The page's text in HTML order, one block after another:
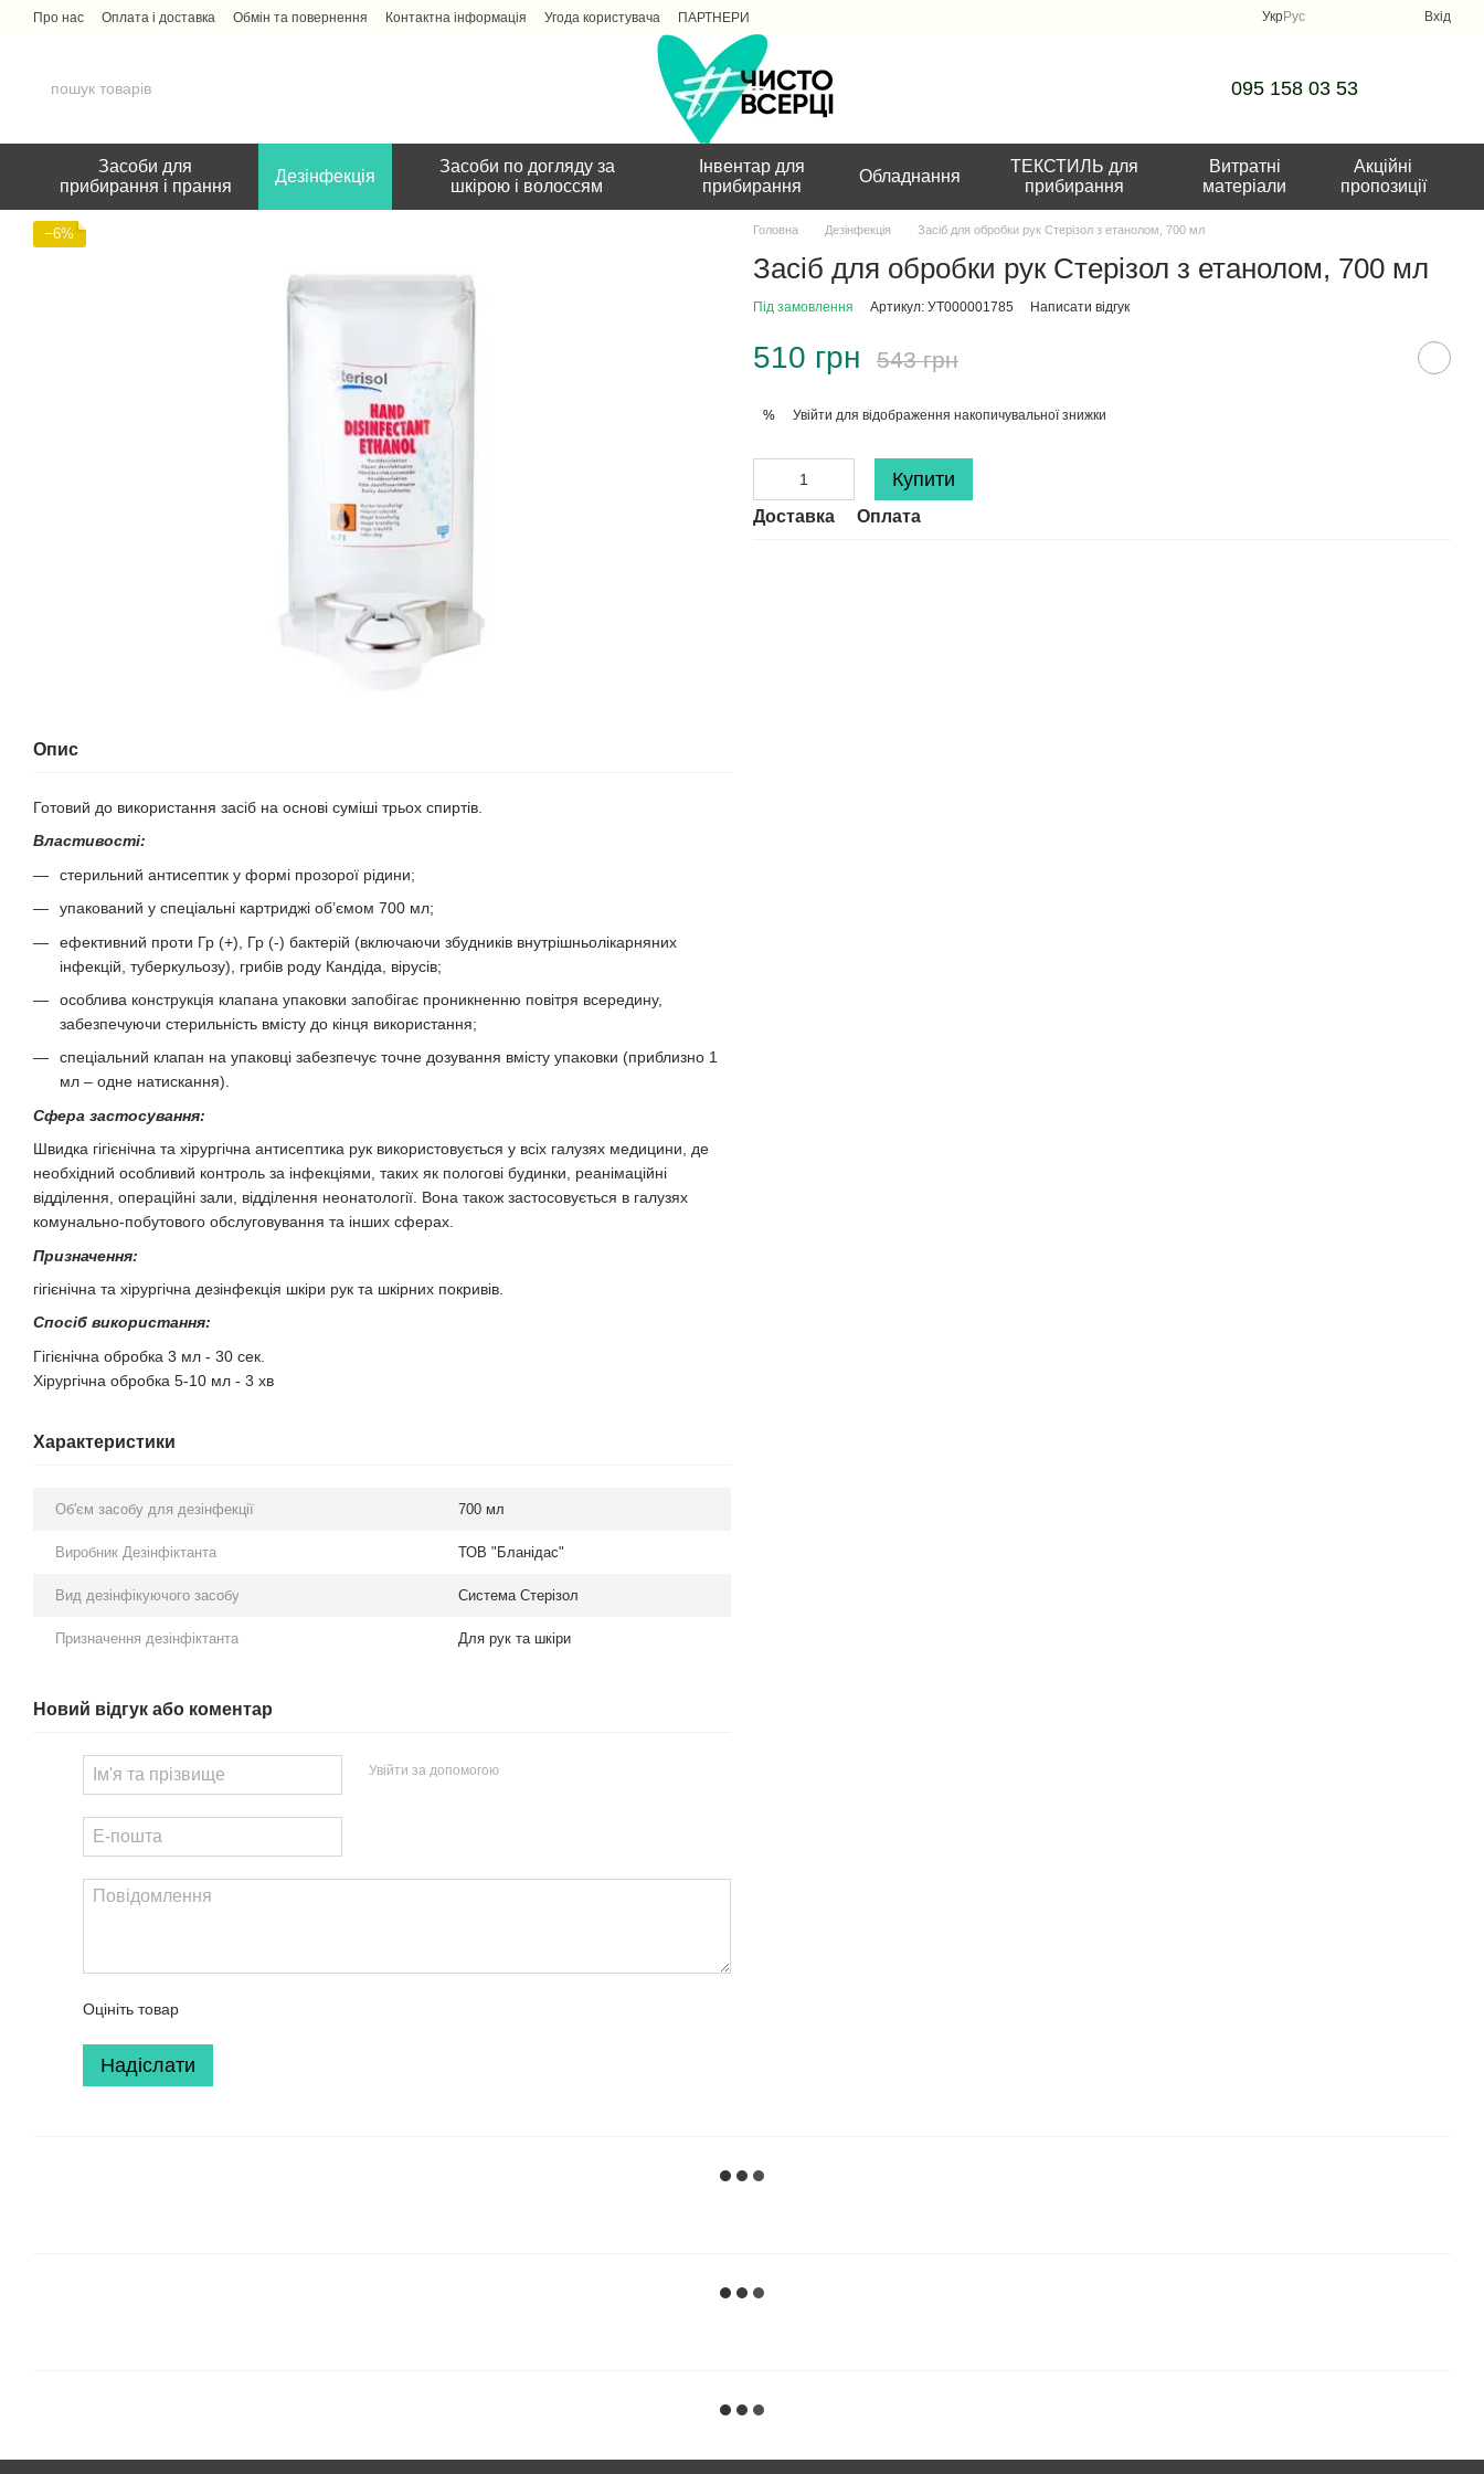
Перейти до основного контенту
Про нас Оплата і доставка Обмін та повернення Контактна інформація Угода користувача ПАРТНЕРИ УкрРус Вхід
095 158 03 53
Засоби для
прибирання і прання
Дезінфекція
Засоби по догляду за
шкірою і волоссям
Інвентар для
прибирання
Обладнання
ТЕКСТИЛЬ для
прибирання
Витратні
матеріали
Акційні
пропозиції
−6%
Опис
Готовий до використання засіб на основі суміші трьох спиртів.
Властивості:
стерильний антисептик у формі прозорої рідини;
упакований у спеціальні картриджі об’ємом 700 мл;
ефективний проти Гр (+), Гр (-) бактерій (включаючи збудників внутрішньолікарняних
інфекцій, туберкульозу), грибів роду Кандіда, вірусів;
особлива конструкція клапана упаковки запобігає проникненню повітря всередину,
забезпечуючи стерильність вмісту до кінця використання;
спеціальний клапан на упаковці забезпечує точне дозування вмісту упаковки (приблизно 1
мл – одне натискання).
Сфера застосування:
Швидка гігієнічна та хірургічна антисептика рук використовується у всіх галузях медицини, де
необхідний особливий контроль за інфекціями, таких як пологові будинки, реанімаційні
відділення, операційні зали, відділення неонатології. Вона також застосовується в галузях
комунально-побутового обслуговування та інших сферах.
Призначення:
гігієнічна та хірургічна дезінфекція шкіри рук та шкірних покривів.
Спосіб використання:
Гігієнічна обробка 3 мл - 30 сек.
Хірургічна обробка 5-10 мл - 3 хв
Характеристики
Об'єм засобу для дезінфекції 700 мл
Виробник Дезінфіктанта ТОВ "Бланідас"
Вид дезінфікуючого засобу Система Стерізол
Призначення дезінфіктанта Для рук та шкіри
Новий відгук або коментар
Увійти за допомогою
Оцініть товар
Надіслати
Головна Дезінфекція Засіб для обробки рук Стерізол з етанолом, 700 мл
Засіб для обробки рук Стерізол з етанолом, 700 мл
Під замовлення Артикул: УТ000001785 Написати відгук
510 грн 543 грн
% Увійти для відображення накопичувальної знижки
Купити
Доставка Оплата